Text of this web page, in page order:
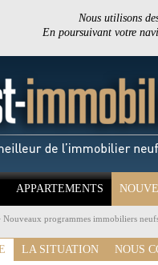
Nous utilisons
En poursuivant votre
APPARTEMENTS
Nouveaux programmes immobiliers
LA SITUATION NOUS